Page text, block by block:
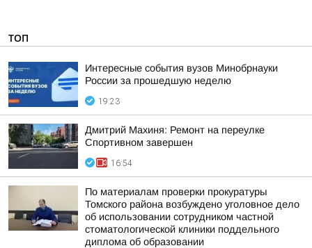
ТОП
Интересные события вузов Минобрнауки
России за прошедшую неделю
19:23
Дмитрий Махиня: Ремонт на переулке
Спортивном завершен
16:54
По материалам проверки прокуратуры
Томского района возбуждено уголовное дело
об использовании сотрудником частной
стоматологической клиники поддельного
диплома об образовании